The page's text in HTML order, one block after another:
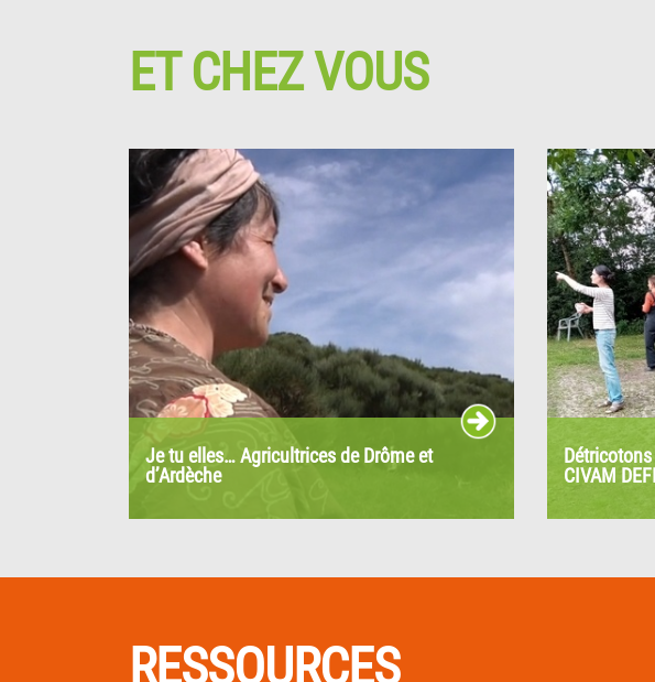
ET CHEZ VOUS
Je tu elles… Agricultrices de Drôme et
d’Ardèche
ardèchoise ; Julie s’installe en...
CIVAM
« Un
groupe
RESSOURCES